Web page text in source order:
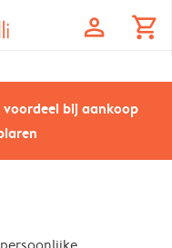
profile shopping_cart
bij aankoop